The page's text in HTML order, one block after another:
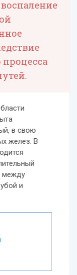
процесса
в свою
желез. В
между
и